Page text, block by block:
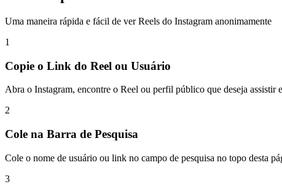
Uma maneira rápida e fácil de ver Reels do Instagram anonimamente
1
Copie o Link do Reel ou Usuário
Abra o Instagram, encontre o Reel ou perfil público que deseja assistir
2
Cole na Barra de Pesquisa
Cole o nome de usuário ou link no campo de pesquisa no topo desta
3